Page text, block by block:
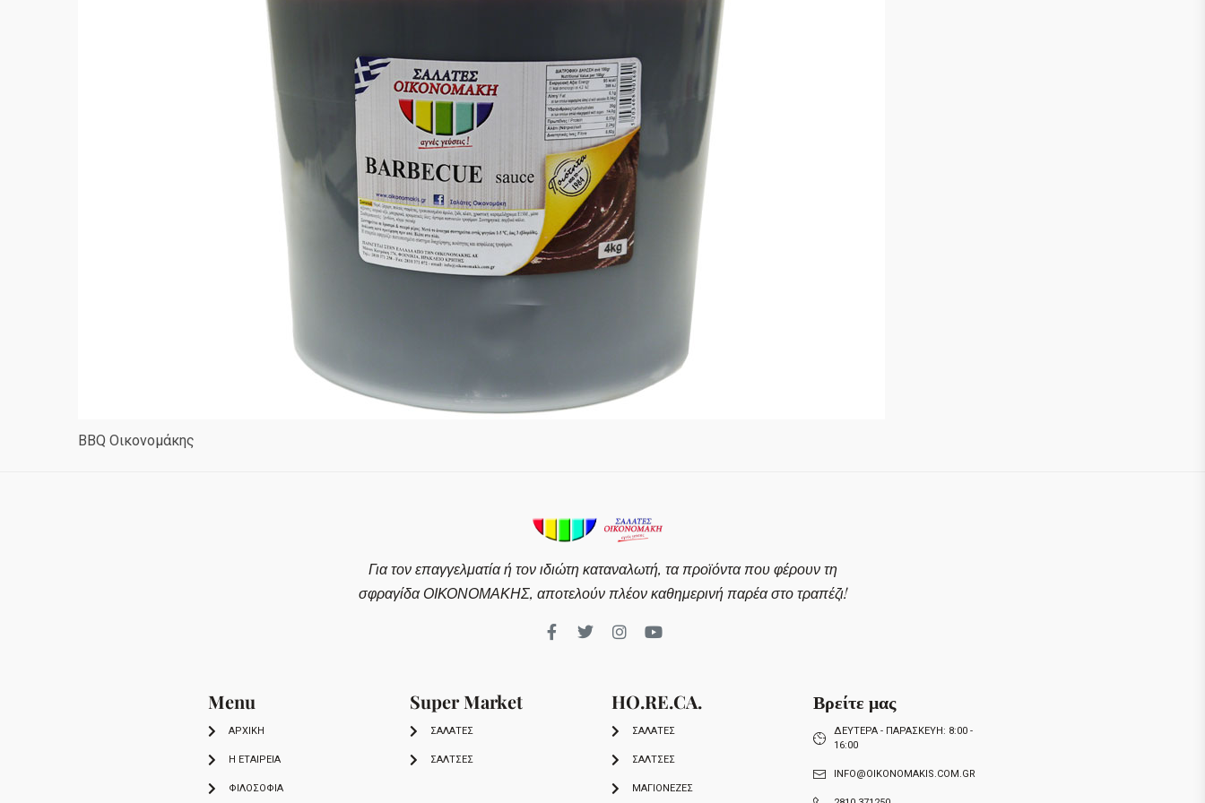
BBQ Οικονομάκης
Για τον επαγγελματία ή τον ιδιώτη καταναλωτή, τα προϊόντα που φέρουν τη
σφραγίδα ΟΙΚΟΝΟΜΑΚΗΣ, αποτελούν πλέον καθημερινή παρέα στο τραπέζι!
Menu
ΑΡΧΙΚΗ
Η ΕΤΑΙΡΕΙΑ
ΦΙΛΟΣΟΦΙΑ
Super Market
ΣΑΛΑΤΕΣ
ΣΑΛΤΣΕΣ
HO.RE.CA.
ΣΑΛΑΤΕΣ
ΣΑΛΤΣΕΣ
ΜΑΓΙΟΝΕΖΕΣ
Βρείτε μας
ΔΕΥΤΕΡΑ - ΠΑΡΑΣΚΕΥΗ: 8:00 -
16:00
INFO@OIKONOMAKIS.COM.GR